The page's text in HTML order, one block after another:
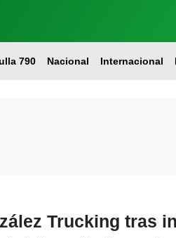
790 Nacional Internacional
Trucking tras